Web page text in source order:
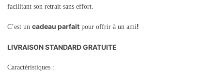
facilitant son retrait sans effort.
C’est un cadeau parfait pour offrir à un ami!
LIVRAISON STANDARD GRATUITE
Caractéristiques :